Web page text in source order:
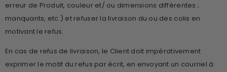
erreur de Produit, couleur et/ ou dimensions différentes ;
manquants, etc.) et refuser la livraison du ou des colis en
motivant le refus.
En cas de refus de livraison, le Client doit impérativement
exprimer le motif du refus par écrit, en envoyant un courriel à